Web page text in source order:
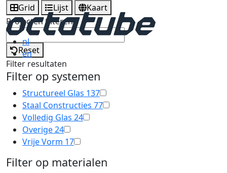
nl
en
Grid Lijst
Kaart
Projecten filteren
Reset
Filter resultaten
Filter op systemen
Structureel Glas 137
Staal Constructies 77
Volledig Glas 24
Overige24
Vrije Vorm 17
Filter op materialen